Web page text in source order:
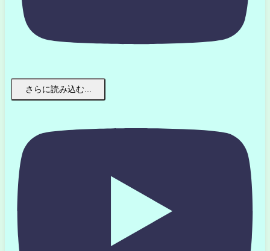
さらに読み込む...